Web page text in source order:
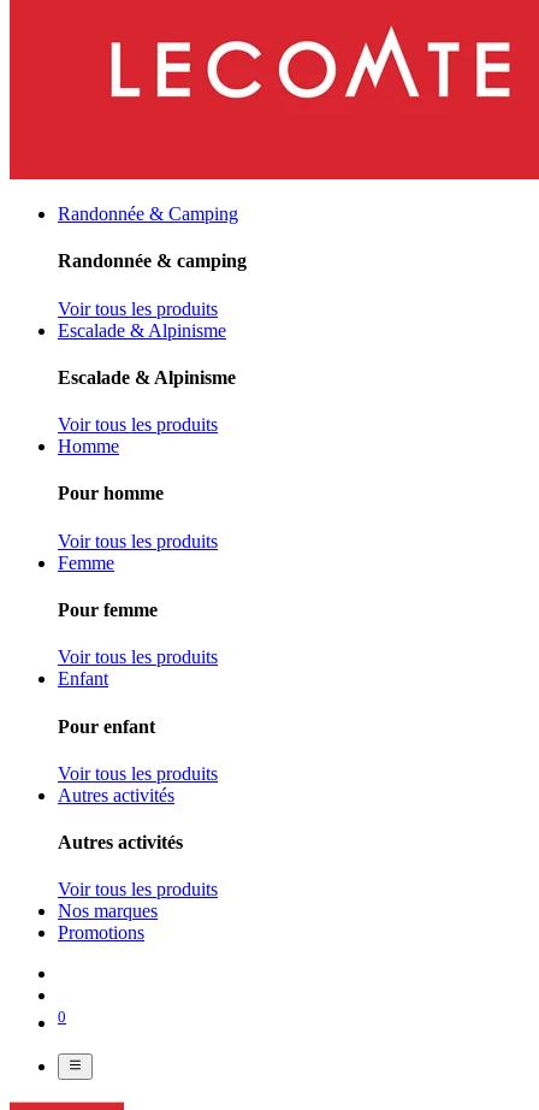
Randonnée & Camping
Randonnée & camping
Voir tous les produits
Escalade & Alpinisme
Escalade & Alpinisme
Voir tous les produits
Homme
Pour homme
Voir tous les produits
Femme
Pour femme
Voir tous les produits
Enfant
Pour enfant
Voir tous les produits
Autres activités
Autres activités
Voir tous les produits
Nos marques
Promotions
0